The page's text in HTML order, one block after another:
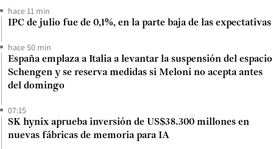
hace 11 min
IPC de julio fue de 0,1%, en la parte baja de las expectativas
hace 50 min
España emplaza a Italia a levantar la suspensión del espacio
Schengen y se reserva medidas si Meloni no acepta antes
del domingo
07:15
SK hynix aprueba inversión de US$38.300 millones en
nuevas fábricas de memoria para IA